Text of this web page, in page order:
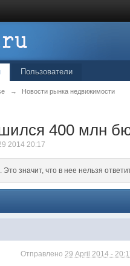
Пользователи
→ Новости рынка недвижимости
400 млн
2014 20:17
. Это значит, что в нее нельзя
Отправлено29 April 2014 -